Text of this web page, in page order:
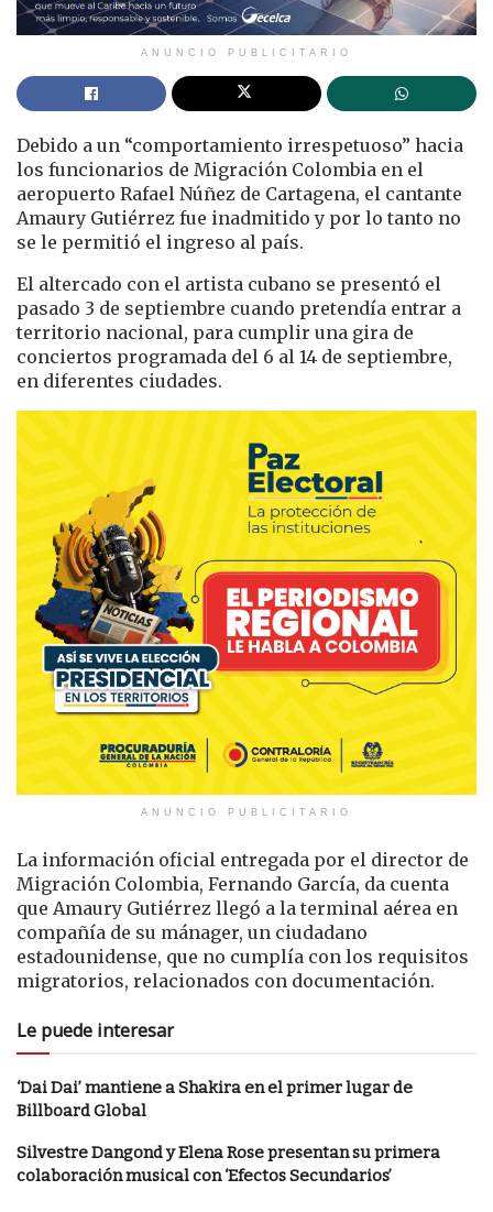
ANUNCIO PUBLICITARIO
Debido a un “comportamiento irrespetuoso” hacia
los funcionarios de Migración Colombia en el
aeropuerto Rafael Núñez de Cartagena, el cantante
Amaury Gutiérrez fue inadmitido y por lo tanto no
se le permitió el ingreso al país.
El altercado con el artista cubano se presentó el
pasado 3 de septiembre cuando pretendía entrar a
territorio nacional, para cumplir una gira de
conciertos programada del 6 al 14 de septiembre,
en diferentes ciudades.
ANUNCIO PUBLICITARIO
La información oficial entregada por el director de
Migración Colombia, Fernando García, da cuenta
que Amaury Gutiérrez llegó a la terminal aérea en
compañía de su mánager, un ciudadano
estadounidense, que no cumplía con los requisitos
migratorios, relacionados con documentación.
Le puede interesar
‘Dai Dai’ mantiene a Shakira en el primer lugar de
Billboard Global
Silvestre Dangond y Elena Rose presentan su primera
colaboración musical con ‘Efectos Secundarios’